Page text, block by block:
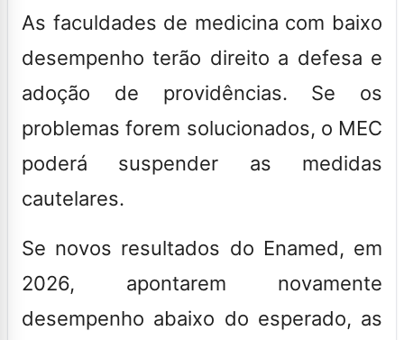
As faculdades de medicina com baixo
desempenho terão direito a defesa e
adoção de providências. Se os
problemas forem solucionados, o MEC
poderá suspender as medidas
cautelares.
Se novos resultados do Enamed, em
2026, apontarem novamente
desempenho abaixo do esperado, as